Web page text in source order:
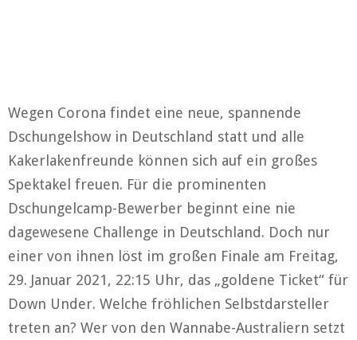
Wegen Corona findet eine neue, spannende
Dschungelshow in Deutschland statt und alle
Kakerlakenfreunde können sich auf ein großes
Spektakel freuen. Für die prominenten
Dschungelcamp-Bewerber beginnt eine nie
dagewesene Challenge in Deutschland. Doch nur
einer von ihnen löst im großen Finale am Freitag,
29. Januar 2021, 22:15 Uhr, das „goldene Ticket“ für
Down Under. Welche fröhlichen Selbstdarsteller
treten an? Wer von den Wannabe-Australiern setzt